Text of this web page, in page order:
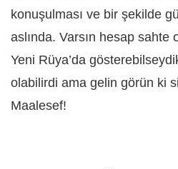
konuşulması ve bir şekilde
aslında. Varsın hesap sahte
Yeni Rüya’da
olabilirdi ama gelin görün ki
Maalesef!